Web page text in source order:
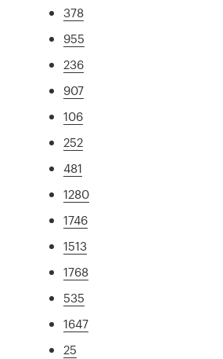
378
955
236
907
106
252
481
1280
1746
1513
1768
535
1647
25